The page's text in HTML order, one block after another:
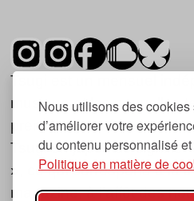
Nous utilisons des cookies
d’améliorer votre
du contenu personnalisé
Politique en matière de
Tsugi est un mensuel
musique et les nouvelles
première parution date de
Tsugi en japonais signifie
», ce qui correspond à la
magazine, à l’affût des